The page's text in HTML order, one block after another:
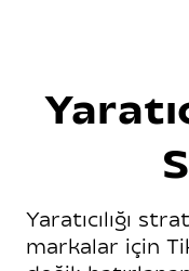
Yaratıcılığı
markalar için